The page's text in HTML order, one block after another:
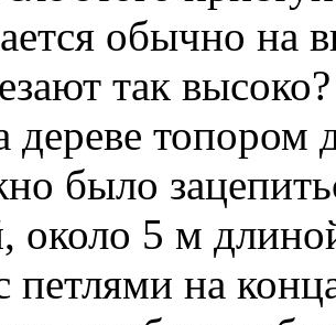
обычно на
так
дереве топором
было
около 5 м
петлями на